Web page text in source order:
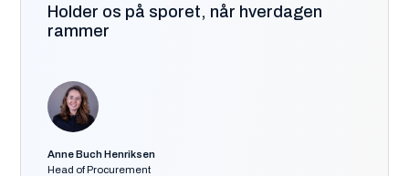
Holder os på sporet, når hverdagen
rammer
Anne Buch Henriksen
Head of Procurement